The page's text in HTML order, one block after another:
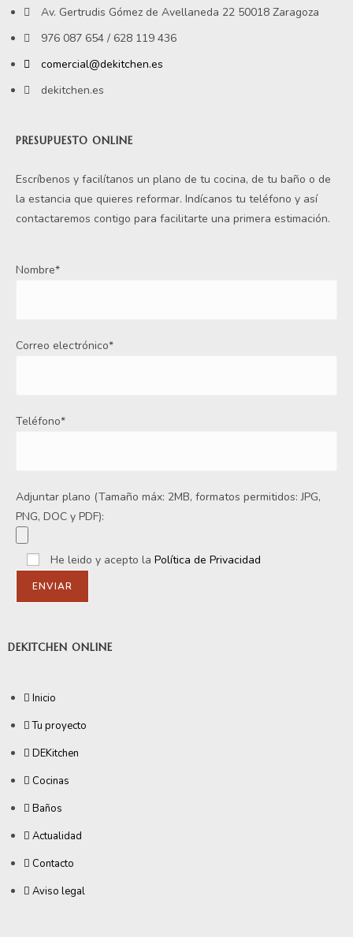
Av. Gertrudis Gómez de Avellaneda 22 50018 Zaragoza
976 087 654 / 628 119 436
comercial@dekitchen.es
dekitchen.es
PRESUPUESTO ONLINE
Escríbenos y facilítanos un plano de tu cocina, de tu baño o de
la estancia que quieres reformar. Indícanos tu teléfono y así
contactaremos contigo para facilitarte una primera estimación.
Nombre*
Correo electrónico*
Teléfono*
Adjuntar plano (Tamaño máx: 2MB, formatos permitidos: JPG,
PNG, DOC y PDF):
He leido y acepto la Política de Privacidad
DEKITCHEN ONLINE
Inicio
Tu proyecto
DEKitchen
Cocinas
Baños
Actualidad
Contacto
Aviso legal